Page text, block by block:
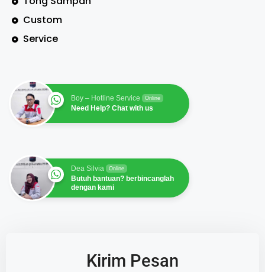
Custom
Service
Boy – Hotline Service Online
Need Help? Chat with us
Dea Silvia Online
Butuh bantuan? berbincanglah
dengan kami
Kirim Pesan